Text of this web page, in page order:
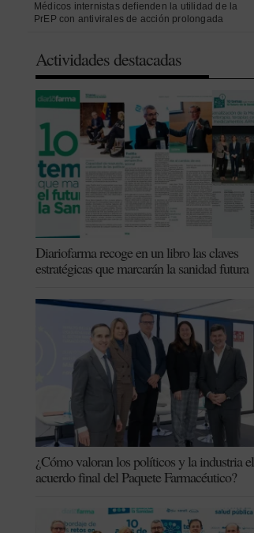
Médicos internistas defienden la utilidad de la
PrEP con antivirales de acción prolongada
Actividades destacadas
Diariofarma recoge en un libro las claves
estratégicas que marcarán la sanidad futura
¿Cómo valoran los políticos y la industria el
acuerdo final del Paquete Farmacéutico?